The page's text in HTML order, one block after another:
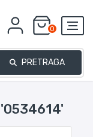
0
PRETRAGA
'0534614'